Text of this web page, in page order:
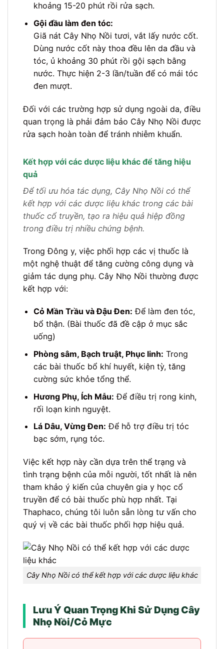
khoảng 15-20 phút rồi rửa sạch.
Gội đầu làm đen tóc:
Giã nát Cây Nhọ Nồi tươi, vắt lấy nước cốt.
Dùng nước cốt này thoa đều lên da đầu và
tóc, ủ khoảng 30 phút rồi gội sạch bằng
nước. Thực hiện 2-3 lần/tuần để có mái tóc
đen mượt.
Đối với các trường hợp sử dụng ngoài da, điều
quan trọng là phải đảm bảo Cây Nhọ Nồi được
rửa sạch hoàn toàn để tránh nhiễm khuẩn.
Kết hợp với các dược liệu khác để tăng hiệu
quả
Để tối ưu hóa tác dụng, Cây Nhọ Nồi có thể
kết hợp với các dược liệu khác trong các bài
thuốc cổ truyền, tạo ra hiệu quả hiệp đồng
trong điều trị nhiều chứng bệnh.
Trong Đông y, việc phối hợp các vị thuốc là
một nghệ thuật để tăng cường công dụng và
giảm tác dụng phụ. Cây Nhọ Nồi thường được
kết hợp với:
Cỏ Mần Trầu và Đậu Đen: Để làm đen tóc,
bổ thận. (Bài thuốc đã đề cập ở mục sắc
uống)
Phòng sâm, Bạch truật, Phục linh: Trong
các bài thuốc bổ khí huyết, kiện tỳ, tăng
cường sức khỏe tổng thể.
Hương Phụ, Ích Mẫu: Để điều trị rong kinh,
rối loạn kinh nguyệt.
Lá Dâu, Vừng Đen: Để hỗ trợ điều trị tóc
bạc sớm, rụng tóc.
Việc kết hợp này cần dựa trên thể trạng và
tình trạng bệnh của mỗi người, tốt nhất là nên
tham khảo ý kiến của chuyên gia y học cổ
truyền để có bài thuốc phù hợp nhất. Tại
Thaphaco, chúng tôi luôn sẵn lòng tư vấn cho
quý vị về các bài thuốc phối hợp hiệu quả.
Cây Nhọ Nồi có thể kết hợp với các dược liệu khác
Lưu Ý Quan Trọng Khi Sử Dụng Cây
Nhọ Nồi/Cỏ Mực